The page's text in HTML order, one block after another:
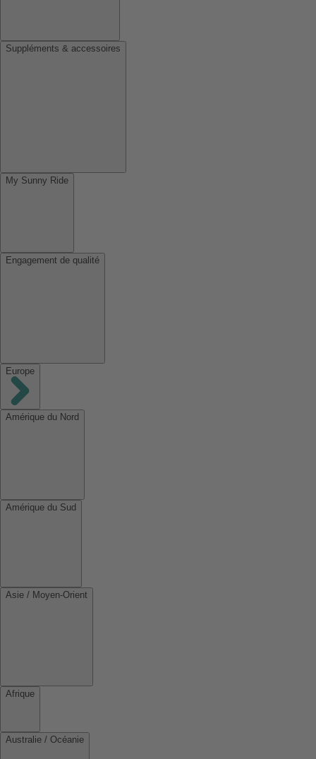
Suppléments & accessoires
My Sunny Ride
Engagement de qualité
Europe
Amérique du Nord
Amérique du Sud
Asie / Moyen-Orient
Afrique
Australie / Océanie